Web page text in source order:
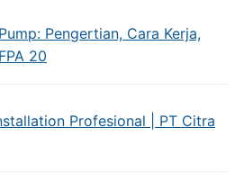
Pengertian, Cara Kerja,
20
Profesional | PT Citra